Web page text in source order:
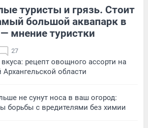
туристы и грязь. Стоит
большой аквапарк в
мнение туристки
27
рецепт овощного ассорти на
области
не сунут носа в ваш огород:
борьбы с вредителями без химии